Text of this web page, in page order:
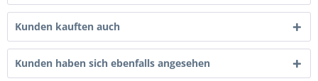
Kunden kauften auch
Kunden haben sich ebenfalls angesehen